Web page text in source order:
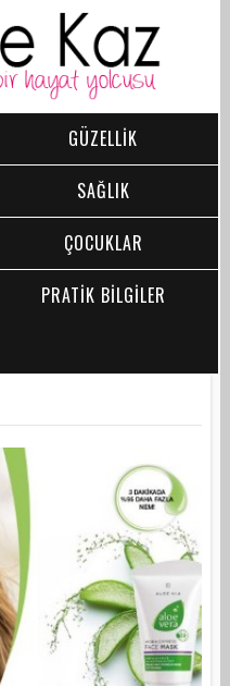
GÜZELLİK
SAĞLIK
ÇOCUKLAR
PRATİK BİLGİLER